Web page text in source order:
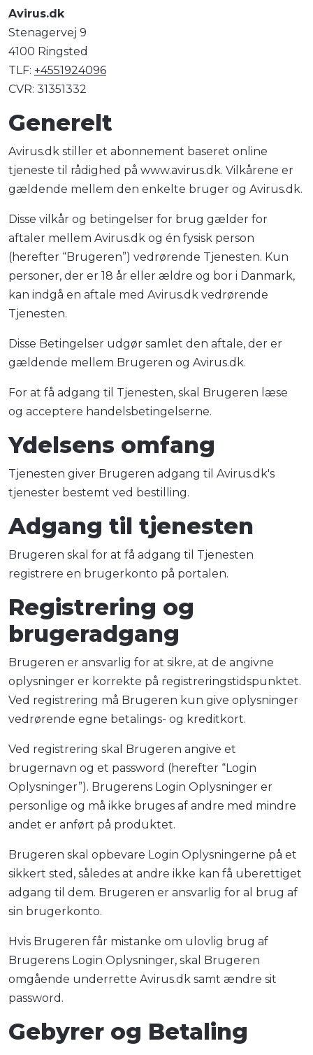
Avirus.dk
Stenagervej 9
4100 Ringsted
TLF: +4551924096
CVR: 31351332
Generelt
Avirus.dk stiller et abonnement baseret online
tjeneste til rådighed på www.avirus.dk. Vilkårene er
gældende mellem den enkelte bruger og Avirus.dk.
Disse vilkår og betingelser for brug gælder for
aftaler mellem Avirus.dk og én fysisk person
(herefter “Brugeren”) vedrørende Tjenesten. Kun
personer, der er 18 år eller ældre og bor i Danmark,
kan indgå en aftale med Avirus.dk vedrørende
Tjenesten.
Disse Betingelser udgør samlet den aftale, der er
gældende mellem Brugeren og Avirus.dk.
For at få adgang til Tjenesten, skal Brugeren læse
og acceptere handelsbetingelserne.
Ydelsens omfang
Tjenesten giver Brugeren adgang til Avirus.dk's
tjenester bestemt ved bestilling.
Adgang til tjenesten
Brugeren skal for at få adgang til Tjenesten
registrere en brugerkonto på portalen.
Registrering og
brugeradgang
Brugeren er ansvarlig for at sikre, at de angivne
oplysninger er korrekte på registreringstidspunktet.
Ved registrering må Brugeren kun give oplysninger
vedrørende egne betalings- og kreditkort.
Ved registrering skal Brugeren angive et
brugernavn og et password (herefter “Login
Oplysninger”). Brugerens Login Oplysninger er
personlige og må ikke bruges af andre med mindre
andet er anført på produktet.
Brugeren skal opbevare Login Oplysningerne på et
sikkert sted, således at andre ikke kan få uberettiget
adgang til dem. Brugeren er ansvarlig for al brug af
sin brugerkonto.
Hvis Brugeren får mistanke om ulovlig brug af
Brugerens Login Oplysninger, skal Brugeren
omgående underrette Avirus.dk samt ændre sit
password.
Gebyrer og Betaling